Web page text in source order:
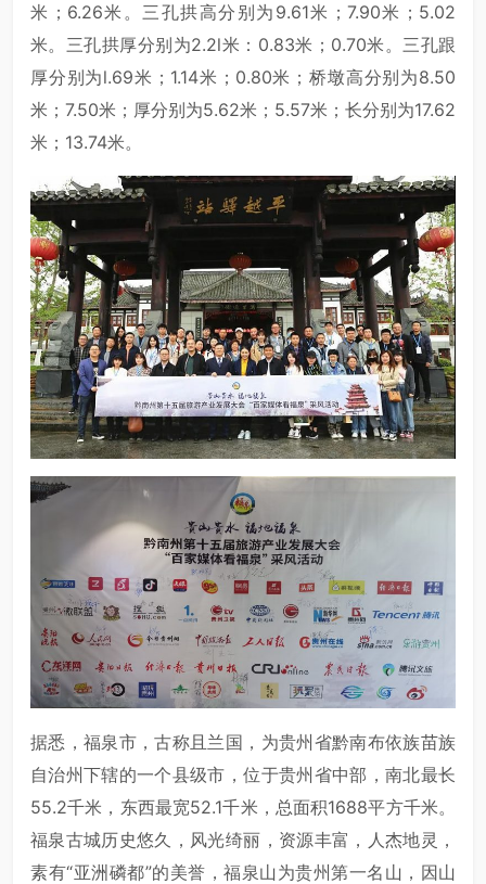
米；6.26米。三孔拱高分别为9.61米；7.90米；5.02
米。三孔拱厚分别为2.2l米：0.83米；0.70米。三孔跟
厚分别为l.69米；1.14米；0.80米；桥墩高分别为8.50
米；7.50米；厚分别为5.62米；5.57米；长分别为17.62
米；13.74米。
据悉，福泉市，古称且兰国，为贵州省黔南布依族苗族
自治州下辖的一个县级市，位于贵州省中部，南北最长
55.2千米，东西最宽52.1千米，总面积1688平方千米。
福泉古城历史悠久，风光绮丽，资源丰富，人杰地灵，
素有“亚洲磷都”的美誉，福泉山为贵州第一名山，因山